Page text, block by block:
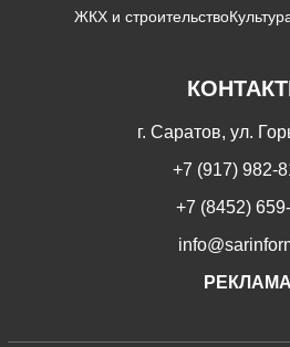
ЖКХ и строительство
г. Саратов, ул.
+7 (917) 982-
+7 (8452)
РЕКЛАМА